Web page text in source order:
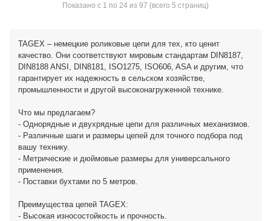
Показано с 1 по 24 из 97 (всего 5 страниц)
TAGEX – немецкие роликовые цепи для тех, кто ценит
качество. Они соответствуют мировым стандартам DIN8187,
DIN8188 ANSI, DIN8181, ISO1275, ISO606, ASA и другим, что
гарантирует их надежность в сельском хозяйстве,
промышленности и другой высоконагруженной технике.
Что мы предлагаем?
- Однорядные и двухрядные цепи для различных механизмов.
- Различные шаги и размеры цепей для точного подбора под
вашу технику.
- Метрические и дюймовые размеры для универсального
применения.
- Поставки бухтами по 5 метров.
Преимущества цепей TAGEX:
- Высокая износостойкость и прочность.